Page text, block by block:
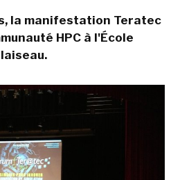
la manifestation Teratec
HPC à l'École